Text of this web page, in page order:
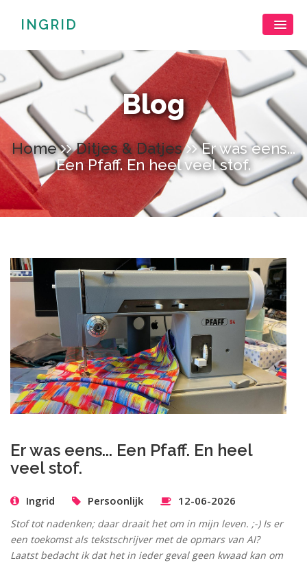
Blog
Home Ditjes & Datjes
Er was eens...
Een Pfaff. En heel veel stof.
INGRID
Er was eens... Een Pfaff. En heel
veel stof.
Ingrid Persoonlijk 12-06-2026
Stof tot nadenken; daar draait het om in mijn leven. ;-) Is er
een toekomst als tekstschrijver met de opmars van AI?
Laatst bedacht ik dat het in ieder geval geen kwaad kan om